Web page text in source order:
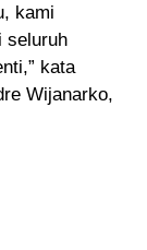
kami
seluruh
kata
Wijanarko,